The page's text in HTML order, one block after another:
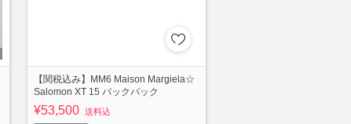
【関税込み】MM6 Maison Margiela☆
Salomon XT 15 バックパック
¥53,500 送料込